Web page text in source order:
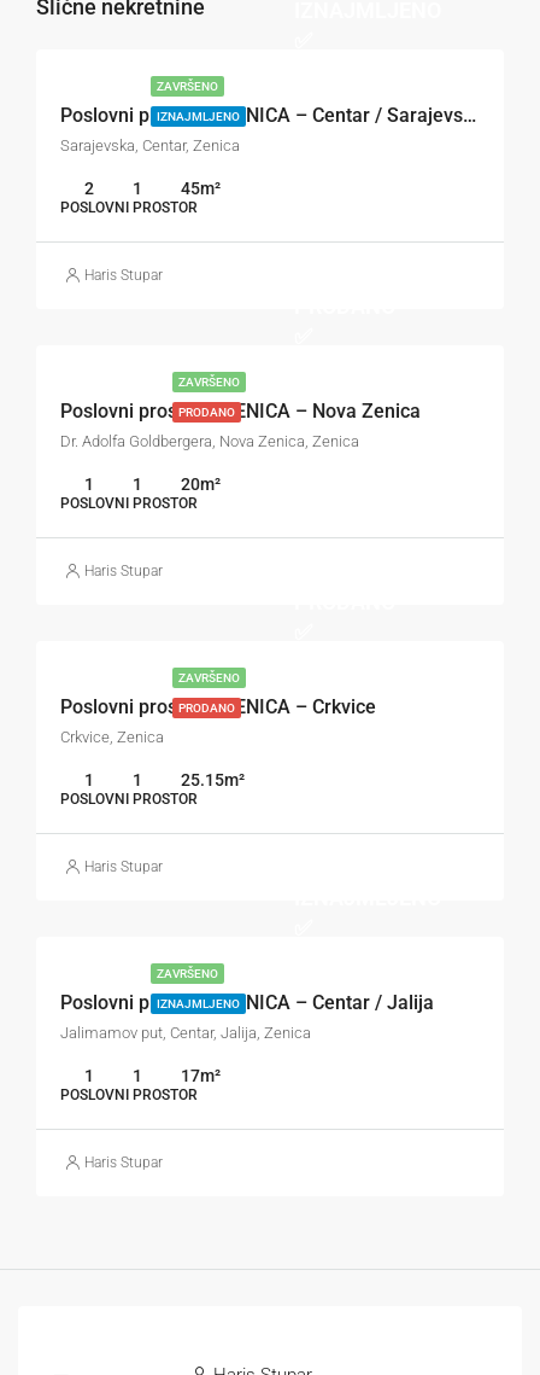
Slične nekretnine
ZAVRŠENO
IZNAJMLJENO Poslovni prostor – ZENICA – Centar / Sarajevska
Sarajevska, Centar, Zenica
2 1 45m²
POSLOVNI PROSTOR
Haris Stupar
ZAVRŠENO
PRODANO
Poslovni prostor – ZENICA – Nova Zenica
Dr. Adolfa Goldbergera, Nova Zenica, Zenica
1 1 20m²
POSLOVNI PROSTOR
Haris Stupar
ZAVRŠENO
PRODANO
Poslovni prostor – ZENICA – Crkvice
Crkvice, Zenica
1 1 25.15m²
POSLOVNI PROSTOR
Haris Stupar
ZAVRŠENO
IZNAJMLJENO
Poslovni prostor – ZENICA – Centar / Jalija
Jalimamov put, Centar, Jalija, Zenica
1 1 17m²
POSLOVNI PROSTOR
Haris Stupar